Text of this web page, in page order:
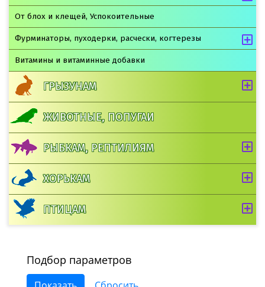
От блох и клещей, Успокоительные
Фурминаторы, пуходерки, расчески, когтерезы
Витамины и витаминные добавки
ГРЫЗУНАМ
ЖИВОТНЫЕ, ПОПУГАИ
РЫБКАМ, РЕПТИЛИЯМ
ХОРЬКАМ
ПТИЦАМ
Подбор параметров